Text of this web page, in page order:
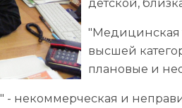
детской,
"Медицинская
высшей
плановые и
- некоммерческая и